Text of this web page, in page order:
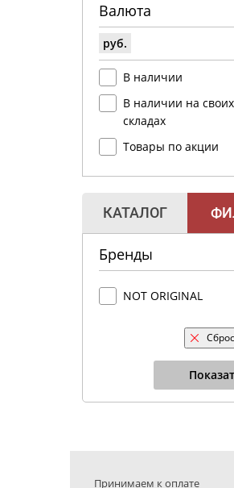
Валюта
руб.
В наличии
В наличии на своих
складах
Товары по акции
КАТАЛОГ
Бренды
NOT ORIGINAL
Принимаем к оплате